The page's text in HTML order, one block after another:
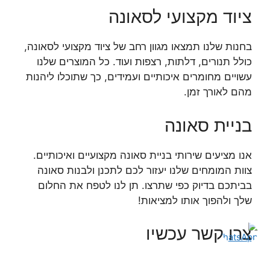
ציוד מקצועי לסאונה
בחנות שלנו תמצאו מגוון רחב של ציוד מקצועי לסאונה,
כולל תנורים, דלתות, רצפות ועוד. כל המוצרים שלנו
עשויים מחומרים איכותיים ועמידים, כך שתוכלו ליהנות
מהם לאורך זמן.
בניית סאונה
אנו מציעים שירותי בניית סאונה מקצועיים ואיכותיים.
צוות המומחים שלנו יעזור לכם לתכנן ולבנות סאונה
בביתכם בדיוק כפי שתרצו. תן לנו לטפח את החלום
שלך ולהפוך אותו למציאות!
צרו קשר עכשיו